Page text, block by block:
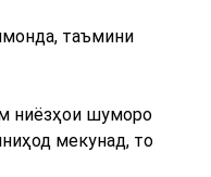
таъмини
ниёзҳои шуморо
мекунад, то